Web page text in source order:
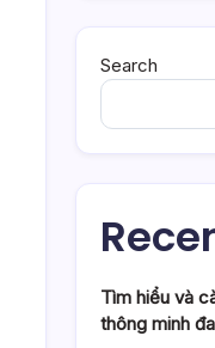
Search
Tìm hiểu và
thông minh